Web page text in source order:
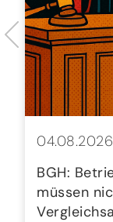
BGH:
müssen